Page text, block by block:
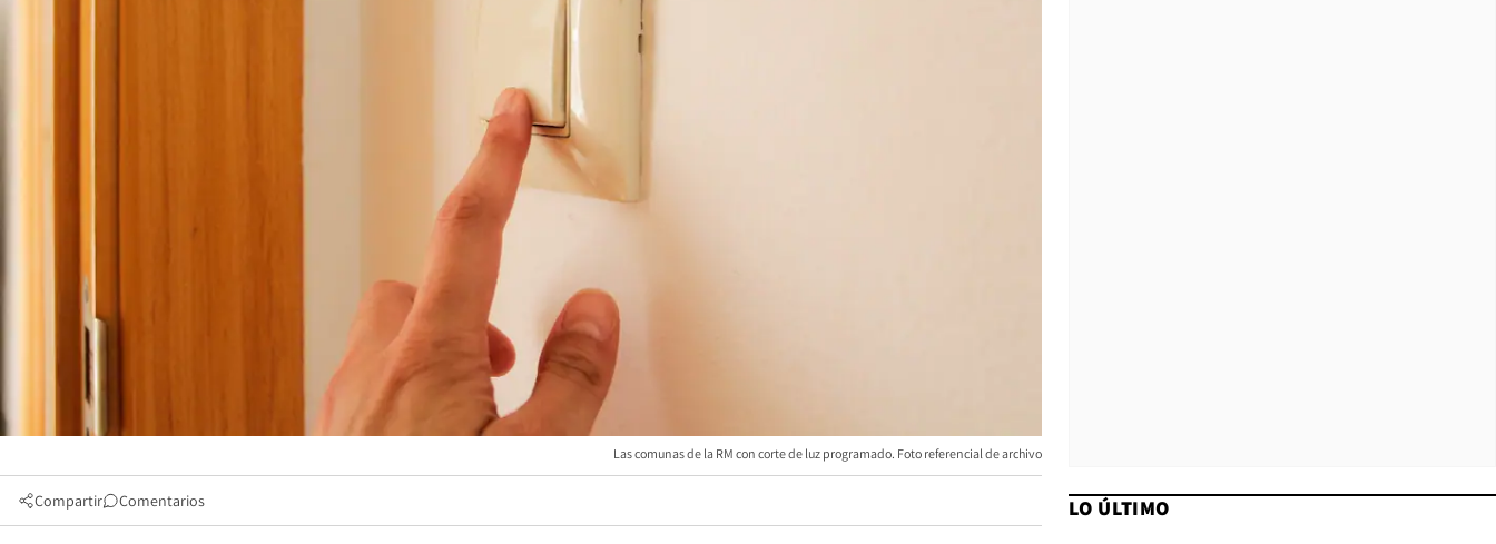
Las comunas de la RM con corte de luz programado. Foto referencial de archivo
Compartir Comentarios LO ÚLTIMO